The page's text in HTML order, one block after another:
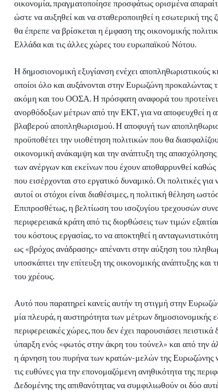
οικονομία, πραγματοποίησε προσφάτως ορισμένα
ώστε να αυξηθεί και να σταθεροποιηθεί η εσωτερική της
θα έπρεπε να βρίσκεται η έμφαση της οικονομικής
Ελλάδα και τις άλλες χώρες του ευρωπαϊκού Νότου.
Η δημοσιονομική εξυγίανση ενέχει αποπληθωριστικούς
οποίοι όλο και αυξάνονται στην Ευρωζώνη προκαλώντας
ακόμη και του ΟΟΣΑ. Η πρόσφατη αναφορά του
ανορθόδοξων μέτρων από την ΕΚΤ, για να αποφευχθεί η
βλαβερού αποπληθωρισμού. Η αποφυγή των
προϋποθέτει την υιοθέτηση πολιτικών που θα
οικονομική ανάκαμψη και την ανάπτυξη της
των ανέργων και εκείνων που έχουν αποθαρρυνθεί
που εισέρχονται στο εργατικό δυναμικό. Οι πολιτικές για
αυτοί οι στόχοι είναι διαθέσιμες, η πολιτική θέληση
Επιπροσθέτως, η βελτίωση του ισοζυγίου τρεχουσών
περιφερειακά κράτη από τις διορθώσεις των τιμών
του κόστους εργασίας, το να αποκτηθεί η
ως «βρόχος ανάδρασης» απέναντι στην αύξηση του
υποσκάπτει την επίτευξη της οικονομικής ανάπτυξης και
του χρέους.
Αυτό που παρατηρεί κανείς αυτήν τη στιγμή στην
μία πλευρά, η αυστηρότητα των μέτρων δημοσιονομικής
περιφερειακές χώρες, που δεν έχει παρουσιάσει πειστικά
ύπαρξη ενός «φωτός στην άκρη του τούνελ» και από την
η άρνηση του πυρήνα των κρατών-μελών της Ευρωζώνης
τις ευθύνες για την επονομαζόμενη ανηθικότητα της
Δεδομένης της απιθανότητας να συμφιλιωθούν οι δύο